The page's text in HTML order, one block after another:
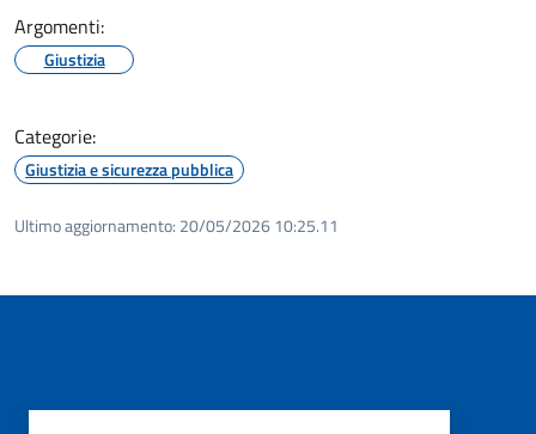
Argomenti:
Giustizia
Categorie:
Giustizia e sicurezza pubblica
Ultimo aggiornamento: 20/05/2026 10:25.11